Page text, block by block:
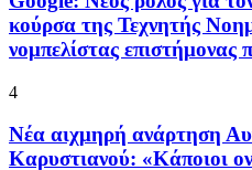
κούρσα της Τεχνητής
νομπελίστας
4
Νέα αιχμηρή ανάρτηση
Καρυστιανού: «Κάποιοι